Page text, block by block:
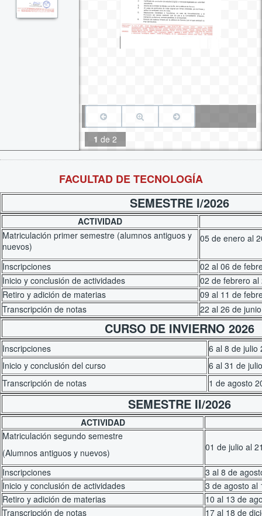
1 de 2
FACULTAD DE TECNOLOGÍA
SEMESTRE I/2026
ACTIVIDAD
Matriculación primer semestre (alumnos antiguos y
nuevos)
05 de enero
Inscripciones
02 al 06 de
Inicio y conclusión de actividades
02 de febrero
Retiro y adición de materias
09 al 11 de
Transcripción de notas
22 al 26 de
CURSO DE INVIERNO 2026
Inscripciones
6 al 8 de julio
Inicio y conclusión del curso
6 al 31 de
Transcripción de notas
1 de agosto
SEMESTRE II/2026
ACTIVIDAD
Matriculación segundo semestre
(Alumnos antiguos y nuevos)
01 de julio al
Inscripciones
3 al 8 de
Inicio y conclusión de actividades
3 de agosto al
Retiro y adición de materias
10 al 13 de
Transcripción de notas
17 al 18 de